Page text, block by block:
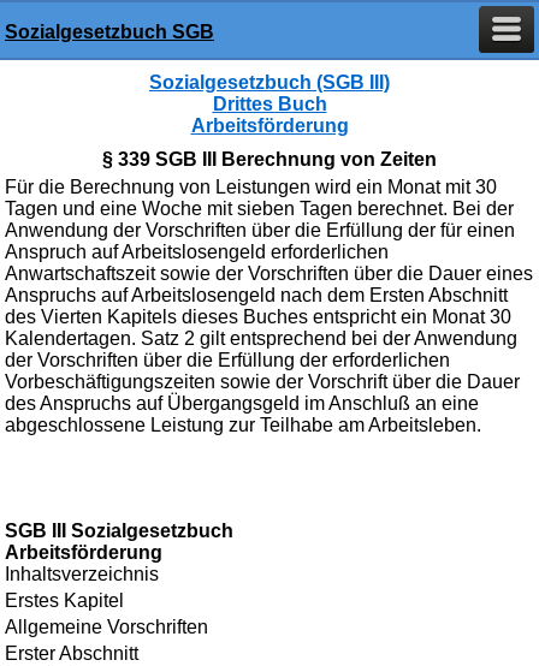
Sozialgesetzbuch SGB
Sozialgesetzbuch (SGB III)
Drittes Buch
Arbeitsförderung
§ 339 SGB III Berechnung von Zeiten
Für die Berechnung von Leistungen wird ein Monat mit 30
Tagen und eine Woche mit sieben Tagen berechnet. Bei der
Anwendung der Vorschriften über die Erfüllung der für einen
Anspruch auf Arbeitslosengeld erforderlichen
Anwartschaftszeit sowie der Vorschriften über die Dauer eines
Anspruchs auf Arbeitslosengeld nach dem Ersten Abschnitt
des Vierten Kapitels dieses Buches entspricht ein Monat 30
Kalendertagen. Satz 2 gilt entsprechend bei der Anwendung
der Vorschriften über die Erfüllung der erforderlichen
Vorbeschäftigungszeiten sowie der Vorschrift über die Dauer
des Anspruchs auf Übergangsgeld im Anschluß an eine
abgeschlossene Leistung zur Teilhabe am Arbeitsleben.
SGB III Sozialgesetzbuch
Arbeitsförderung
Inhaltsverzeichnis
Erstes Kapitel
Allgemeine Vorschriften
Erster Abschnitt